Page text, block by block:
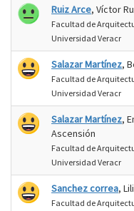
Ruiz Arce, Víctor
Facultad de
Universidad Veracr
Salazar Martínez,
Facultad de
Universidad Veracr
Salazar Martínez,
Ascensión
Facultad de
Universidad Veracr
Sanchez correa,
Facultad de